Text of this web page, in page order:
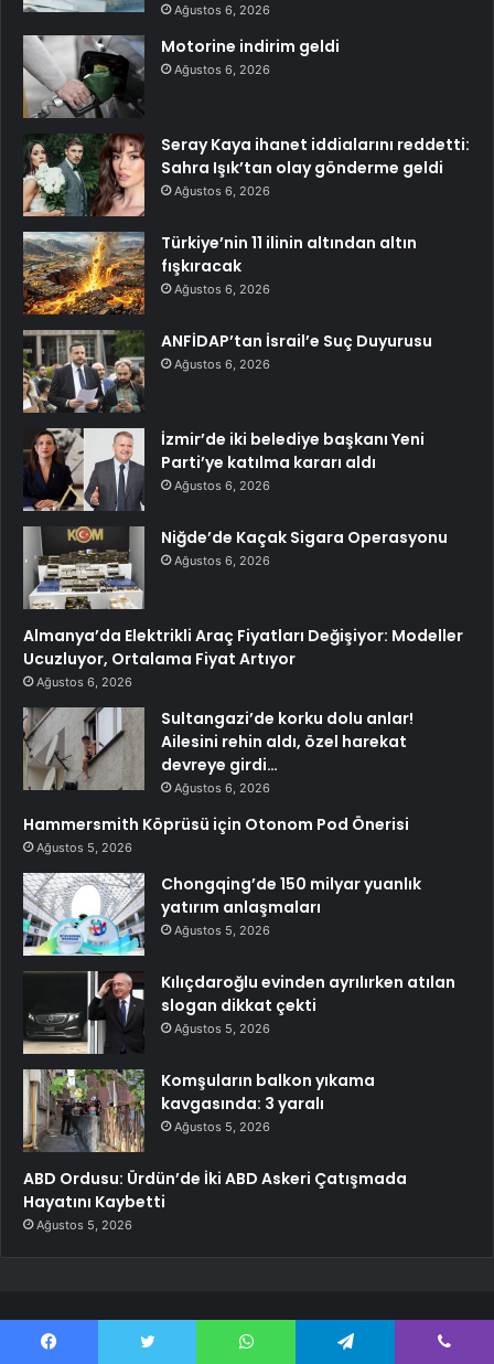
Ağustos 6, 2026
Motorine indirim geldi
Ağustos 6, 2026
Seray Kaya ihanet iddialarını reddetti:
Sahra Işık’tan olay gönderme geldi
Ağustos 6, 2026
Türkiye’nin 11 ilinin altından altın
fışkıracak
Ağustos 6, 2026
ANFİDAP’tan İsrail’e Suç Duyurusu
Ağustos 6, 2026
İzmir’de iki belediye başkanı Yeni
Parti’ye katılma kararı aldı
Ağustos 6, 2026
Niğde’de Kaçak Sigara Operasyonu
Ağustos 6, 2026
Almanya’da Elektrikli Araç Fiyatları Değişiyor: Modeller
Ucuzluyor, Ortalama Fiyat Artıyor
Ağustos 6, 2026
Sultangazi’de korku dolu anlar!
Ailesini rehin aldı, özel harekat
devreye girdi…
Ağustos 6, 2026
Hammersmith Köprüsü için Otonom Pod Önerisi
Ağustos 5, 2026
Chongqing’de 150 milyar yuanlık
yatırım anlaşmaları
Ağustos 5, 2026
Kılıçdaroğlu evinden ayrılırken atılan
slogan dikkat çekti
Ağustos 5, 2026
Komşuların balkon yıkama
kavgasında: 3 yaralı
Ağustos 5, 2026
ABD Ordusu: Ürdün’de İki ABD Askeri Çatışmada
Hayatını Kaybetti
Ağustos 5, 2026
En Güncel Haberler